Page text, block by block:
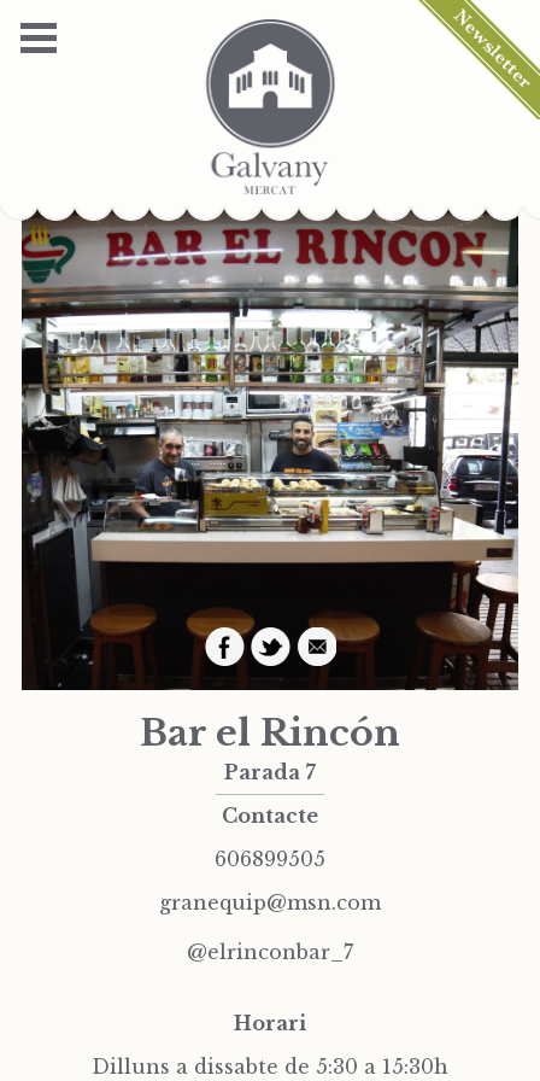
Bar el Rincón
Parada 7
Contacte
606899505
granequip@msn.com
@elrinconbar_7
Horari
Dilluns a dissabte de 5:30 a 15:30h